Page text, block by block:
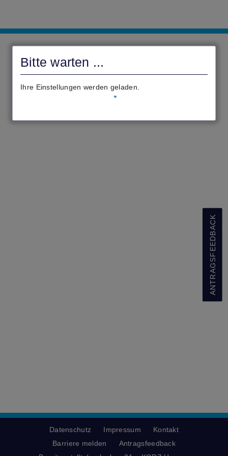
Bitte warten ...
Ihre Einstellungen werden geladen.
ANTRAGSFEEDBACK
Datenschutz Impressum
Kontakt
Barriere melden
Antragsfeedback